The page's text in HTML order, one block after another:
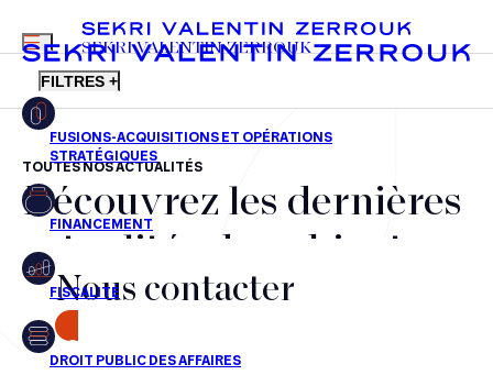
FR EN
MENU
SEKRI VALENTIN ZERROUK
FILTRES +
Fusions-acquisitions et opérations stratégiques
Financement
Fiscalité
Droit public des affaires
TOUTES NOS ACTUALITÉS
Découvrez les dernières
actualités du cabinet,
nos récompenses et nos
transactions, jour après
Nous contacter